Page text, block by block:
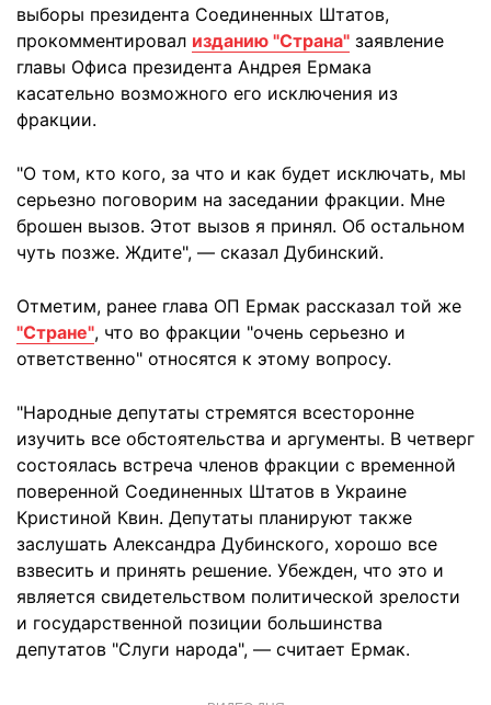
выборы президента Соединенных Штатов,
прокомментировал изданию "Страна" заявление
главы Офиса президента Андрея Ермака
касательно возможного его исключения из
фракции.
"О том, кто кого, за что и как будет исключать, мы
серьезно поговорим на заседании фракции. Мне
брошен вызов. Этот вызов я принял. Об остальном
чуть позже. Ждите", — сказал Дубинский.
Отметим, ранее глава ОП Ермак рассказал той же
"Стране", что во фракции "очень серьезно и
ответственно" относятся к этому вопросу.
"Народные депутаты стремятся всесторонне
изучить все обстоятельства и аргументы. В четверг
состоялась встреча членов фракции с временной
поверенной Соединенных Штатов в Украине
Кристиной Квин. Депутаты планируют также
заслушать Александра Дубинского, хорошо все
взвесить и принять решение. Убежден, что это и
является свидетельством политической зрелости
и государственной позиции большинства
депутатов "Слуги народа", — считает Ермак.